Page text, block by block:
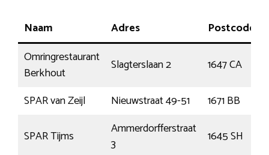
Naam Adres Postcode
Omringrestaurant
Berkhout
Slagterslaan 2 1647 CA
SPAR van Zeijl
Nieuwstraat 49-51 1671 BB
SPAR Tijms
Ammerdorfferstraat
3
1645 SH